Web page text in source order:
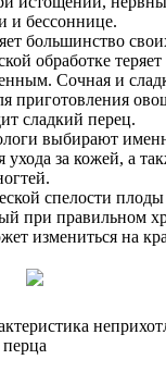
и бессоннице.
большинство
обработке
Сочная и
приготовления
сладкий перец.
выбирают
ухода за кожей, а
спелости
при правильном
измениться на
перца